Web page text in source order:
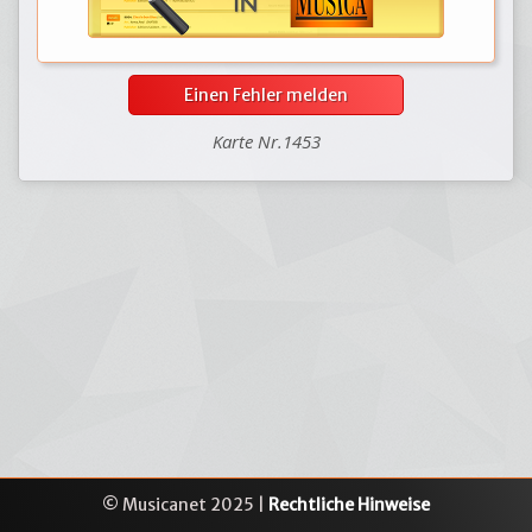
Einen Fehler melden
Karte Nr.1453
© Musicanet 2025 | Rechtliche Hinweise